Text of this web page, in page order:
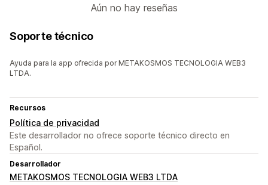
Aún no hay reseñas
Soporte técnico
Ayuda para la app ofrecida por METAKOSMOS TECNOLOGIA WEB3
LTDA.
Recursos
Política de privacidad
Este desarrollador no ofrece soporte técnico directo en
Español.
Desarrollador
METAKOSMOS TECNOLOGIA WEB3 LTDA